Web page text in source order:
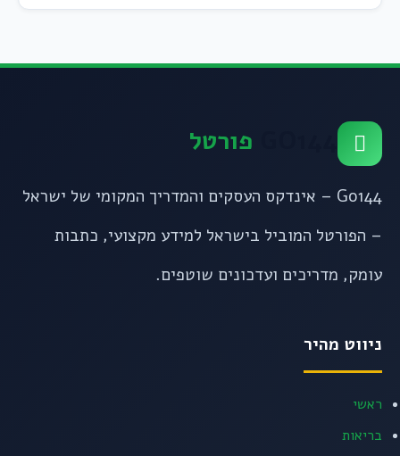
פורטל
Go144 – אינדקס העסקים והמדריך המקומי של ישראל
– הפורטל המוביל בישראל למידע מקצועי, כתבות
עומק, מדריכים ועדכונים שוטפים.
ניווט מהיר
ראשי
בריאות